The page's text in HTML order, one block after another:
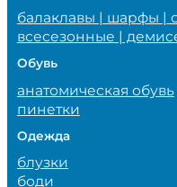
балаклавы | шарфы |
всесезонные |
Обувь
анатомическая обувь
пинетки
Одежда
блузки
боди